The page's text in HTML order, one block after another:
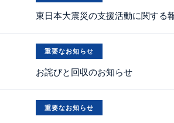
東日本大震災の支援活動に関する
重要なお知らせ
お詫びと回収のお知らせ
重要なお知らせ